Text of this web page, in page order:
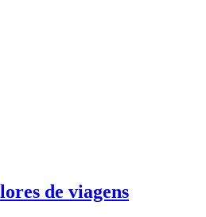
de viagens